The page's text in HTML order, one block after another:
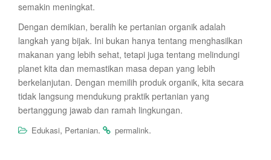
semakin meningkat.
Dengan demikian, beralih ke pertanian organik adalah
langkah yang bijak. Ini bukan hanya tentang menghasilkan
makanan yang lebih sehat, tetapi juga tentang melindungi
planet kita dan memastikan masa depan yang lebih
berkelanjutan. Dengan memilih produk organik, kita secara
tidak langsung mendukung praktik pertanian yang
bertanggung jawab dan ramah lingkungan.
Edukasi, Pertanian. permalink.